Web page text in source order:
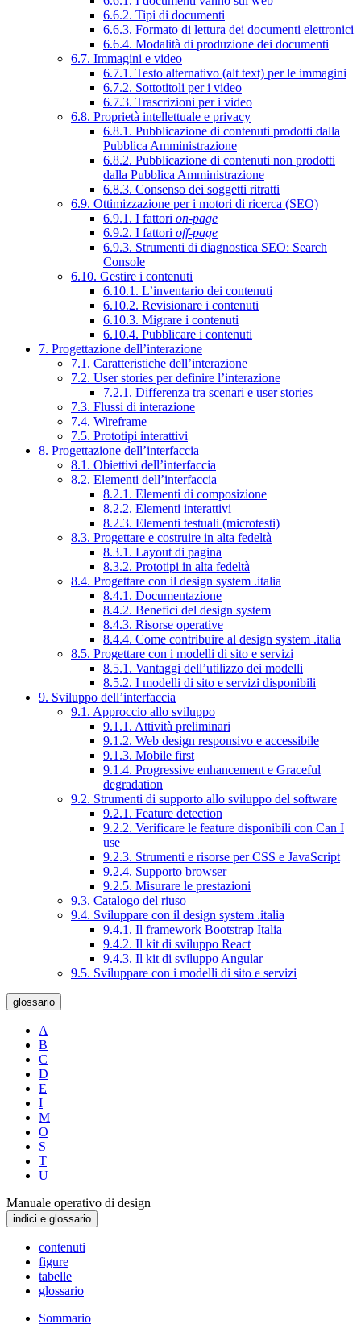
6.6.2. Tipi di documenti
6.6.3. Formato di lettura dei documenti elettronici
6.6.4. Modalità di produzione dei documenti
6.7. Immagini e video
6.7.1. Testo alternativo (alt text) per le immagini
6.7.2. Sottotitoli per i video
6.7.3. Trascrizioni per i video
6.8. Proprietà intellettuale e privacy
6.8.1. Pubblicazione di contenuti prodotti dalla
Pubblica Amministrazione
6.8.2. Pubblicazione di contenuti non prodotti
dalla Pubblica Amministrazione
6.8.3. Consenso dei soggetti ritratti
6.9. Ottimizzazione per i motori di ricerca (SEO)
6.9.1. I fattori on-page
6.9.2. I fattori off-page
6.9.3. Strumenti di diagnostica SEO: Search
Console
6.10. Gestire i contenuti
6.10.1. L’inventario dei contenuti
6.10.2. Revisionare i contenuti
6.10.3. Migrare i contenuti
6.10.4. Pubblicare i contenuti
7. Progettazione dell’interazione
7.1. Caratteristiche dell’interazione
7.2. User stories per definire l’interazione
7.2.1. Differenza tra scenari e user stories
7.3. Flussi di interazione
7.4. Wireframe
7.5. Prototipi interattivi
8. Progettazione dell’interfaccia
8.1. Obiettivi dell’interfaccia
8.2. Elementi dell’interfaccia
8.2.1. Elementi di composizione
8.2.2. Elementi interattivi
8.2.3. Elementi testuali (microtesti)
8.3. Progettare e costruire in alta fedeltà
8.3.1. Layout di pagina
8.3.2. Prototipi in alta fedeltà
8.4. Progettare con il design system .italia
8.4.1. Documentazione
8.4.2. Benefici del design system
8.4.3. Risorse operative
8.4.4. Come contribuire al design system .italia
8.5. Progettare con i modelli di sito e servizi
8.5.1. Vantaggi dell’utilizzo dei modelli
8.5.2. I modelli di sito e servizi disponibili
9. Sviluppo dell’interfaccia
9.1. Approccio allo sviluppo
9.1.1. Attività preliminari
9.1.2. Web design responsivo e accessibile
9.1.3. Mobile first
9.1.4. Progressive enhancement e Graceful
degradation
9.2. Strumenti di supporto allo sviluppo del software
9.2.1. Feature detection
9.2.2. Verificare le feature disponibili con Can I
use
9.2.3. Strumenti e risorse per CSS e JavaScript
9.2.4. Supporto browser
9.2.5. Misurare le prestazioni
9.3. Catalogo del riuso
9.4. Sviluppare con il design system .italia
9.4.1. Il framework Bootstrap Italia
9.4.2. Il kit di sviluppo React
9.4.3. Il kit di sviluppo Angular
9.5. Sviluppare con i modelli di sito e servizi
glossario
A
B
C
D
E
I
M
O
S
T
U
Manuale operativo di design
indici e glossario
contenuti
figure
tabelle
glossario
Sommario